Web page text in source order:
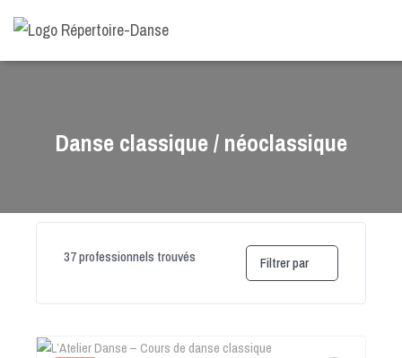
Danse classique / néoclassique
37professionnels trouvés Filtrer par